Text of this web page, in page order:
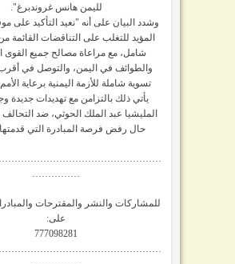
لليمن هانس غروندبرغ".
وشدد البيان على أنه "نعيد التأكيد على
المؤيد للتغلب على التناقضات القائمة
شامل، مع مراعاة مصالح جميع القوى
والطوائف في اليمن، والتوصل في
تسوية شاملة للأزمة اليمنية برعاية
يأتي ذلك بالتزامن مع تهديدات جديدة
المليشيا عبد الملك الحوثي، ضد
حال رفض فرصة المبادرة التي
……………
للمشاركات والنشر والمقترحات
على:
777098281